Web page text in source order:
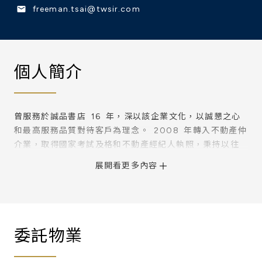
freeman.tsai@twsir.com
個人簡介
曾服務於誠品書店 16 年，深以該企業文化，以誠懇之心
和最高服務品質對待客戶為理念。 2008 年轉入不動產仲
介業，取得國家考試及格和不動產經紀人執照，秉持以往
緻的服務及專業的不動產諮詢。定能為您做好資產管理及
委託物業